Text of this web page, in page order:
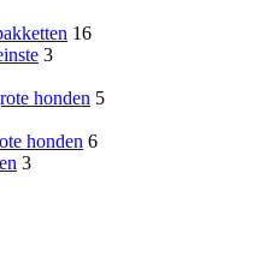
16
3
honden 5
honden 6
3